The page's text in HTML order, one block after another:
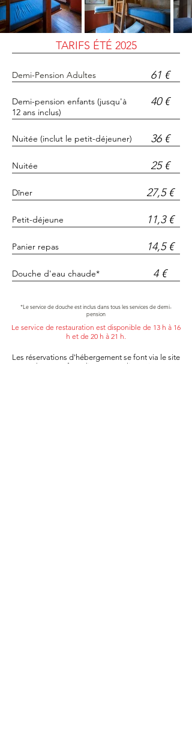
TARIFS ÉTÉ 2025
Demi-Pension Adultes 61 €
Demi-pension enfants (jusqu'à
12 ans inclus)
40 €
Nuitée (inclut le petit-déjeuner) 36 €
Nuitée 25 €
Dîner 27,5 €
Petit-déjeune 11,3 €
Panier repas 14,5 €
Douche d'eau chaude* 4 €
*Le service de douche est inclus dans tous les services de demi-
pension
Le service de restauration est disponible de 13 h à 16
h et de 20 h à 21 h.
Les réservations d'hébergement se font via le site
web
www.refusonline.com au lien suivant: